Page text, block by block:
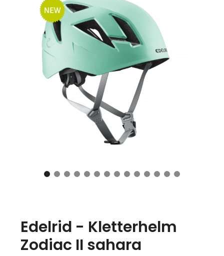
Edelrid - Kletterhelm
Zodiac II sahara